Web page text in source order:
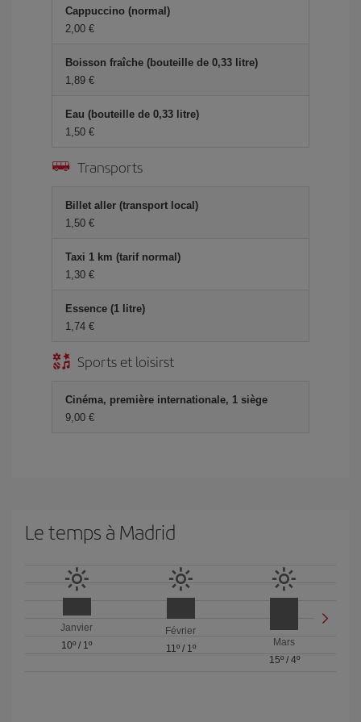
Cappuccino (normal)
2,00 €
Boisson fraîche (bouteille de 0,33 litre)
1,89 €
Eau (bouteille de 0,33 litre)
1,50 €
Transports
Billet aller (transport local)
1,50 €
Taxi 1 km (tarif normal)
1,30 €
Essence (1 litre)
1,74 €
Sports et loisirst
Cinéma, première internationale, 1 siège
9,00 €
Le temps à Madrid
Janvier
10º / 1º
Février
11º/ 1º
Mars
15º/ 4º